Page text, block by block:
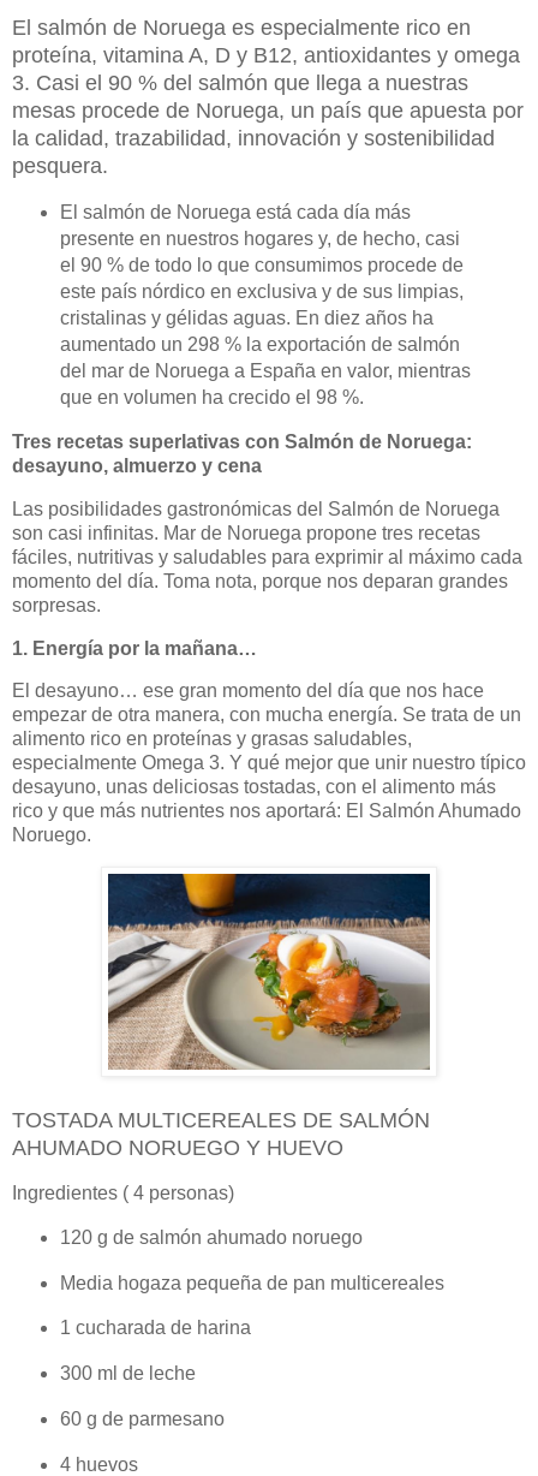
El salmón de Noruega es especialmente rico en
proteína, vitamina A, D y B12, antioxidantes y omega
3. Casi el 90 % del salmón que llega a nuestras
mesas procede de Noruega, un país que apuesta por
la calidad, trazabilidad, innovación y sostenibilidad
pesquera.
El salmón de Noruega está cada día más
presente en nuestros hogares y, de hecho, casi
el 90 % de todo lo que consumimos procede de
este país nórdico en exclusiva y de sus limpias,
cristalinas y gélidas aguas. En diez años ha
aumentado un 298 % la exportación de salmón
del mar de Noruega a España en valor, mientras
que en volumen ha crecido el 98 %.
Tres recetas superlativas con Salmón de Noruega:
desayuno, almuerzo y cena
Las posibilidades gastronómicas del Salmón de Noruega
son casi infinitas. Mar de Noruega propone tres recetas
fáciles, nutritivas y saludables para exprimir al máximo cada
momento del día. Toma nota, porque nos deparan grandes
sorpresas.
1. Energía por la mañana…
El desayuno… ese gran momento del día que nos hace
empezar de otra manera, con mucha energía. Se trata de un
alimento rico en proteínas y grasas saludables,
especialmente Omega 3. Y qué mejor que unir nuestro típico
desayuno, unas deliciosas tostadas, con el alimento más
rico y que más nutrientes nos aportará: El Salmón Ahumado
Noruego.
TOSTADA MULTICEREALES DE SALMÓN
AHUMADO NORUEGO Y HUEVO
Ingredientes ( 4 personas)
120 g de salmón ahumado noruego
Media hogaza pequeña de pan multicereales
1 cucharada de harina
300 ml de leche
60 g de parmesano
4 huevos